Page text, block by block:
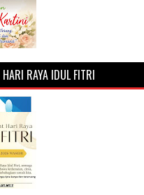
RAYA IDUL FITRI